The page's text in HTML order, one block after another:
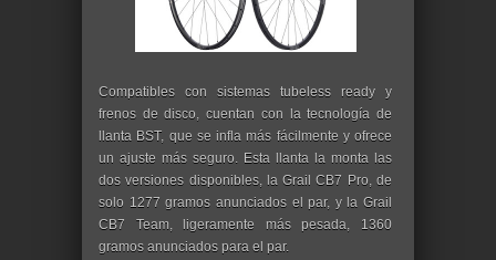
Compatibles con sistemas tubeless ready y
frenos de disco, cuentan con la tecnología de
llanta BST, que se infla más fácilmente y ofrece
un ajuste más seguro. Esta llanta la monta las
dos versiones disponibles, la Grail CB7 Pro, de
solo 1277 gramos anunciados el par, y la Grail
CB7 Team, ligeramente más pesada, 1360
gramos anunciados para el par.